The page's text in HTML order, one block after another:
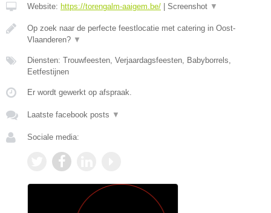
Website: https://torengalm-aaigem.be/ Screenshot ▼
Op zoek naar de perfecte feestlocatie met catering in Oost-
Vlaanderen? ▼
Diensten: Trouwfeesten, Verjaardagsfeesten, Babyborrels,
Eetfestijnen
Er wordt gewerkt op afspraak.
Laatste facebook posts ▼
Sociale media: